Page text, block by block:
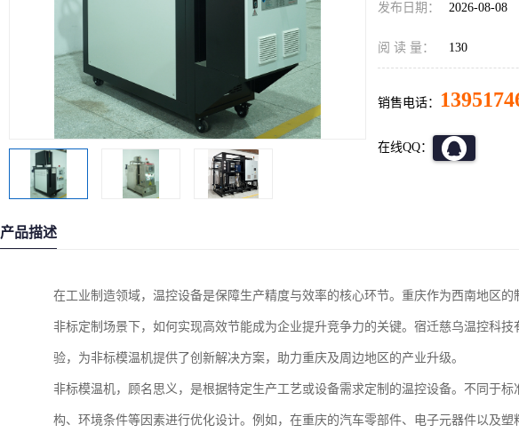
发布日期： 2026-08-08
阅 读 量： 130
销售电话：
在线QQ：
产品描述
在工业制造领域，温控设备是保障生产精度与效率的核心环节。重庆作为西南地区
非标定制场景下，如何实现高效节能成为企业提升竞争力的关键。宿迁慈乌温控科
验，为非标模温机提供了创新解决方案，助力重庆及周边地区的产业升级。
非标模温机，顾名思义，是根据特定生产工艺或设备需求定制的温控设备。不同于
构、环境条件等因素进行优化设计。例如，在重庆的汽车零部件、电子元器件以及